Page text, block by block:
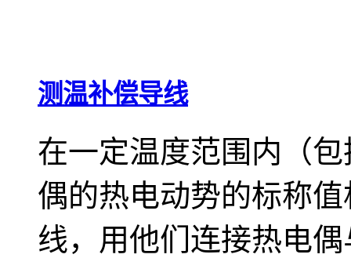
测温补偿导线
在一定温度范围内（
偶的热电动势的标称
线，用他们连接热电